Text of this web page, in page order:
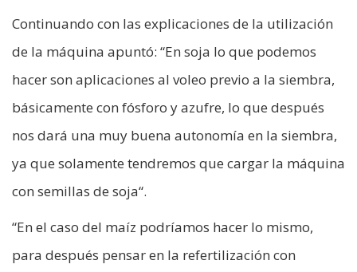
Continuando con las explicaciones de la utilización
de la máquina apuntó: “En soja lo que podemos
hacer son aplicaciones al voleo previo a la siembra,
básicamente con fósforo y azufre, lo que después
nos dará una muy buena autonomía en la siembra,
ya que solamente tendremos que cargar la máquina
con semillas de soja“.
“En el caso del maíz podríamos hacer lo mismo,
para después pensar en la refertilización con